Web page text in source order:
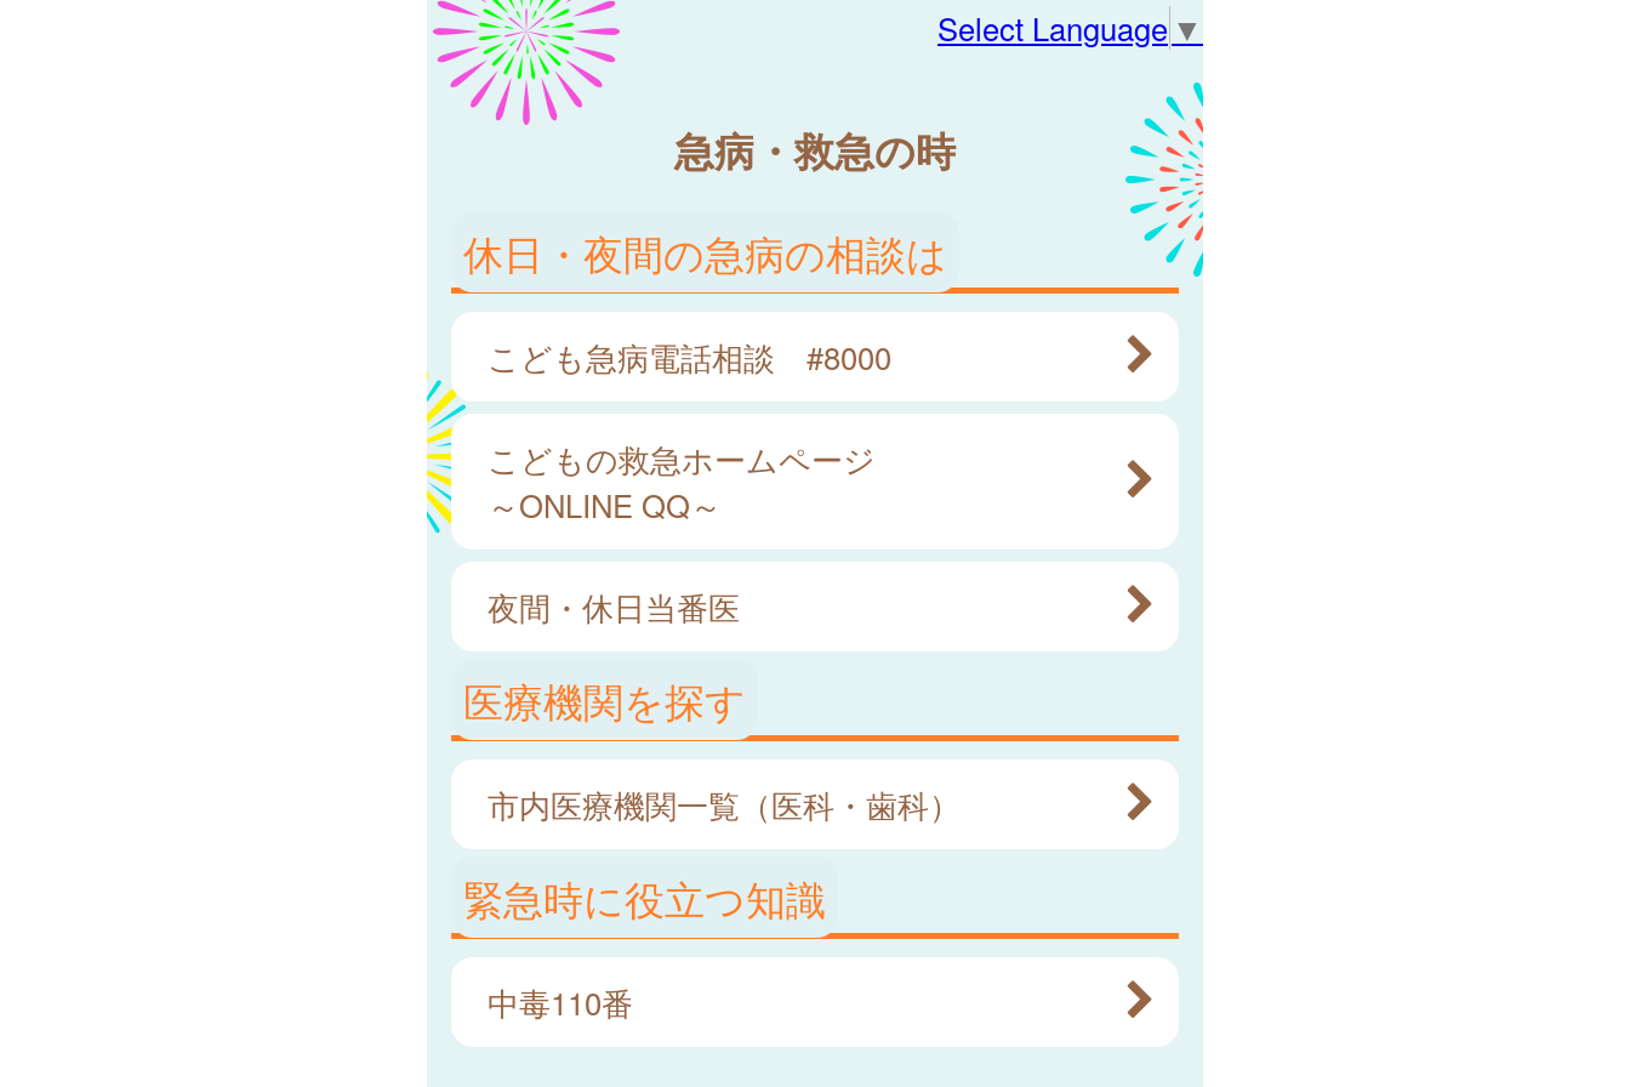
Select Language ▼
急病・救急の時
休日・夜間の急病の相談は
こども急病電話相談 #8000
こどもの救急ホームページ
～ONLINE QQ～
夜間・休日当番医
医療機関を探す
市内医療機関一覧（医科・歯科）
緊急時に役立つ知識
中毒110番